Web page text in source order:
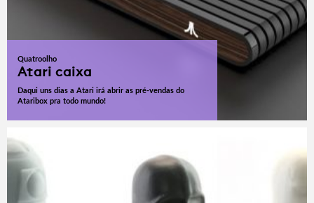
Quatroolho
Atari caixa
Daqui uns dias a Atari irá abrir as pré-vendas do
Ataribox pra todo mundo!